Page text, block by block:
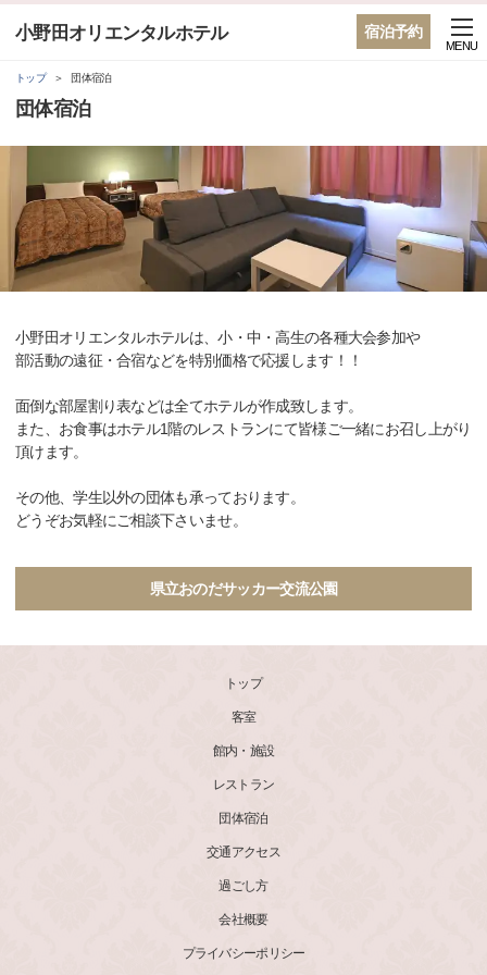
宿泊予約
小野田オリエンタルホテル
MENU
トップ 団体宿泊
団体宿泊
小野田オリエンタルホテルは、小・中・高生の各種大会参加や
部活動の遠征・合宿などを特別価格で応援します！！
面倒な部屋割り表などは全てホテルが作成致します。
また、お食事はホテル1階のレストランにて皆様ご一緒にお召し上がり
頂けます。
その他、学生以外の団体も承っております。
どうぞお気軽にご相談下さいませ。
県立おのだサッカー交流公園
トップ
客室
館内・施設
レストラン
団体宿泊
交通アクセス
過ごし方
会社概要
プライバシーポリシー